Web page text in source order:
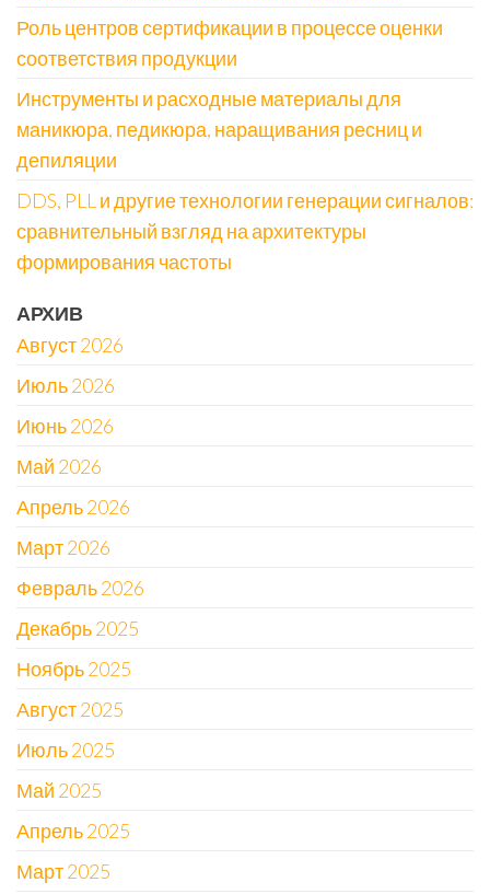
Роль центров сертификации в процессе оценки
соответствия продукции
Инструменты и расходные материалы для
маникюра, педикюра, наращивания ресниц и
депиляции
DDS, PLL и другие технологии генерации сигналов:
сравнительный взгляд на архитектуры
формирования частоты
АРХИВ
Август 2026
Июль 2026
Июнь 2026
Май 2026
Апрель 2026
Март 2026
Февраль 2026
Декабрь 2025
Ноябрь 2025
Август 2025
Июль 2025
Май 2025
Апрель 2025
Март 2025